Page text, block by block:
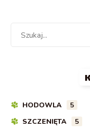
HODOWLA
5
SZCZENIĘTA
5